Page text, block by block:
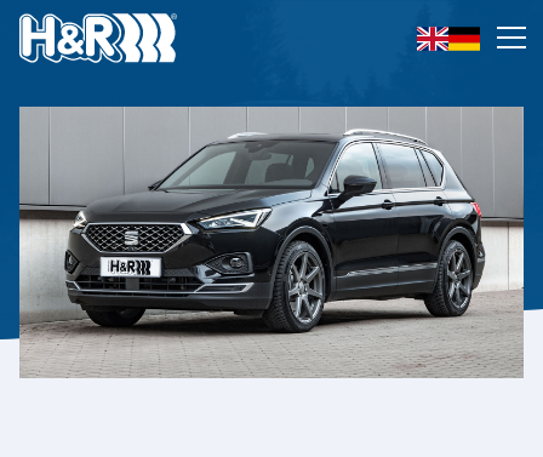
Zum Inhalt springen